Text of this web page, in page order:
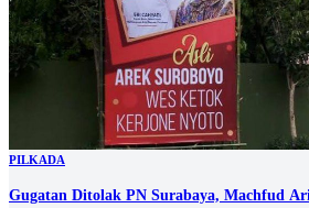
PILKADA
Gugatan Ditolak PN Surabaya, Machfud